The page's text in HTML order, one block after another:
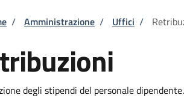
di pane
/ Amministrazione / Uffici /
degli stipendi del personale dipendente.